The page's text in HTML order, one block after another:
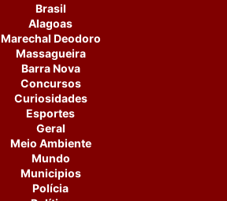
Brasil
Alagoas
Marechal Deodoro
Massagueira
Barra Nova
Concursos
Curiosidades
Esportes
Geral
Meio Ambiente
Mundo
Municipios
Polícia